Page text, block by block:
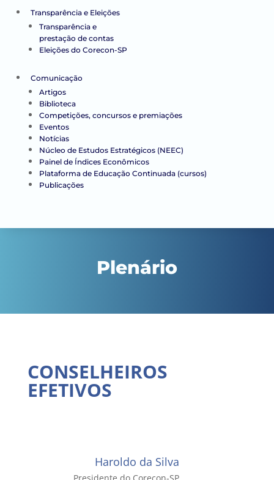
Transparência e Eleições
Transparência e
prestação de contas
Eleições do Corecon-SP
Comunicação
Artigos
Biblioteca
Competições, concursos e premiações
Eventos
Notícias
Núcleo de Estudos Estratégicos (NEEC)
Painel de Índices Econômicos
Plataforma de Educação Continuada (cursos)
Publicações
Plenário
CONSELHEIROS
EFETIVOS
Haroldo da Silva